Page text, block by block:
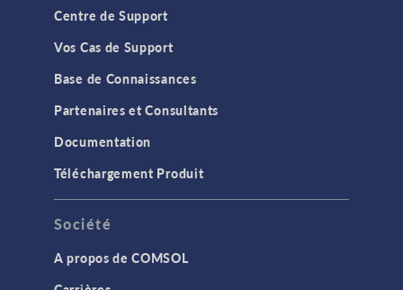
Centre de Support
Vos Cas de Support
Base de Connaissances
Partenaires et Consultants
Documentation
Téléchargement Produit
Société
A propos de COMSOL